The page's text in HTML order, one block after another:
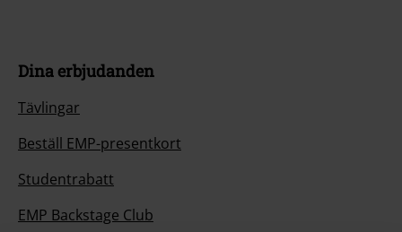
Dina erbjudanden
Tävlingar
Beställ EMP-presentkort
Studentrabatt
EMP Backstage Club